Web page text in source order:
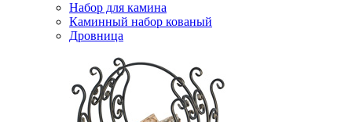
Набор для камина
Каминный набор кованый
Дровница